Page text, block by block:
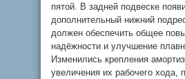
пятой. В задней подвеске
дополнительный нижний
должен обеспечить общее
надёжности и улучшение
Изменились крепления
увеличения их рабочего хода,